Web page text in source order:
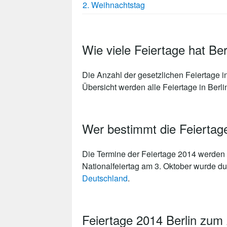
2. Weihnachtstag
Wie viele Feiertage hat
Die Anzahl der gesetzlichen Feiertage
Übersicht werden alle Feiertage in
Wer bestimmt die
Die Termine der Feiertage 2014
Nationalfeiertag am 3. Oktober wurde
Deutschland.
Feiertage 2014 Berlin